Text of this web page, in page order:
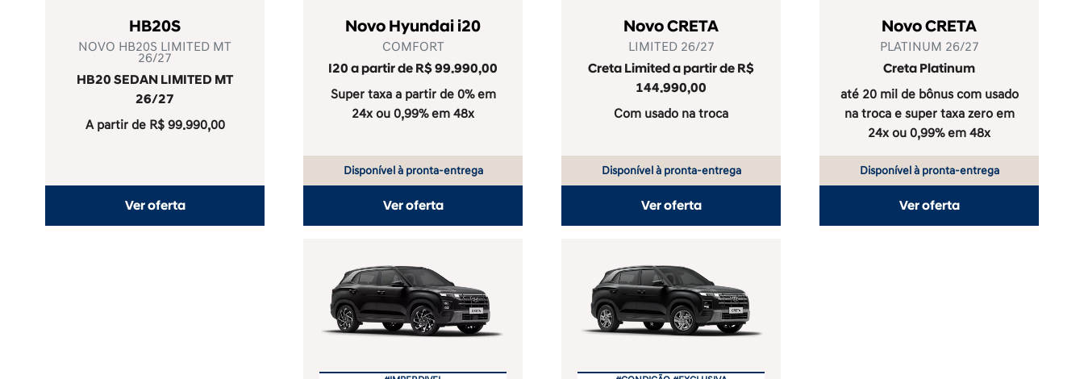
HB20S
NOVO HB20S LIMITED MT
26/27
HB20 SEDAN LIMITED MT
26/27
A partir de R$ 99.990,00
Ver oferta
Novo Hyundai i20
COMFORT
I20 a partir de R$ 99.990,00
Super taxa a partir de 0% em
24x ou 0,99% em 48x
Disponível à pronta-entrega
Ver oferta
Novo CRETA
LIMITED 26/27
Creta Limited a partir de R$
144.990,00
Com usado na troca
Disponível à pronta-entrega
Ver oferta
Novo CRETA
PLATINUM 26/27
Creta Platinum
até 20 mil de bônus com usado
na troca e super taxa zero em
24x ou 0,99% em 48x
Disponível à pronta-entrega
Ver oferta